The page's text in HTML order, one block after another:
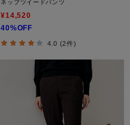
ネップツイードパンツ
¥14,520
40%OFF
4.0 (2件)